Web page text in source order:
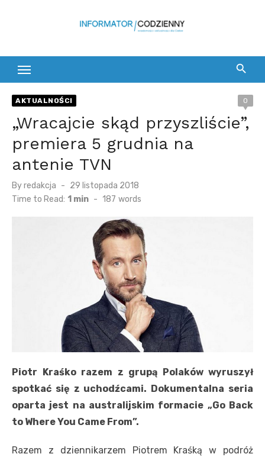
AKTUALNOŚCI 0
„Wracajcie skąd przyszliście”,
premiera 5 grudnia na
antenie TVN
Byredakcja
Posted
on
29 listopada 2018
Time to Read: 1 min - 187 words
Piotr Kraśko razem z grupą Polaków wyruszył
spotkać się z uchodźcami. Dokumentalna seria
oparta jest na australijskim formacie „Go Back
to Where You Came From”.
Razem z dziennikarzem Piotrem Kraśką w podróż